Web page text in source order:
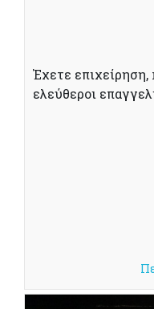
Έχετε
ελεύθεροι